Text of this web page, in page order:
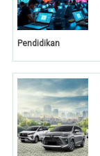
Pendidikan